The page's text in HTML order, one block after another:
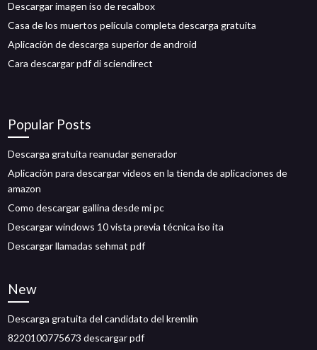
Descargar imagen iso de recalbox
Casa de los muertos película completa descarga gratuita
Aplicación de descarga superior de android
Cara descargar pdf di sciendirect
Popular Posts
Descarga gratuita reanudar generador
Aplicación para descargar videos en la tienda de aplicaciones de
amazon
Como descargar gallina desde mi pc
Descargar windows 10 vista previa técnica iso ita
Descargar llamadas sehmat pdf
New
Descarga gratuita del candidato del kremlin
8220100775673 descargar pdf